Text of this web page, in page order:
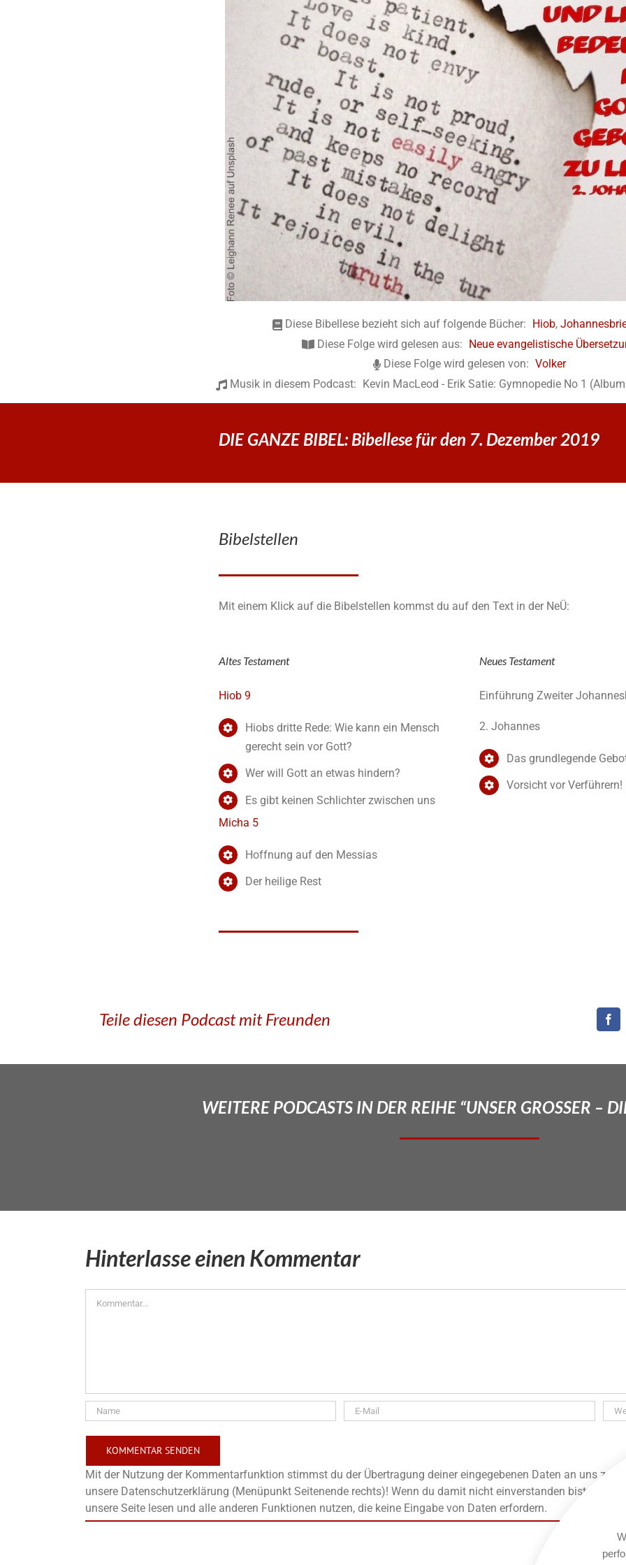
Diese Bibellese bezieht sich auf folgende Bücher: Hiob,
Diese Folge wird gelesen aus: Neue evangelistische
Diese Folge wird gelesen von: Volker
Musik in diesem Podcast:
Kevin MacLeod - Erik Satie: Gymnopedie No 1
DIE GANZE BIBEL: Bibellese für den 7. Dezember 2019
Bibelstellen
Mit einem Klick auf die Bibelstellen kommst du auf den Text in der NeÜ:
Altes Testament
Hiob 9
Hiobs dritte Rede: Wie kann ein Mensch
gerecht sein vor Gott?
Wer will Gott an etwas hindern?
Es gibt keinen Schlichter zwischen uns
Micha 5
Hoffnung auf den Messias
Der heilige Rest
Neues Testament
Einführung Zweiter
2. Johannes
Das grundlegende
Vorsicht vor Verführern!
Teile diesen Podcast mit Freunden
WEITERE PODCASTS IN DER REIHE “UNSER GROSSER –
Hinterlasse einen Kommentar
Mit der Nutzung der Kommentarfunktion stimmst du der Übertragung deiner eingegebenen Daten an uns zu,
unsere Datenschutzerklärung (Menüpunkt Seitenende rechts)! Wenn du damit nicht einverstanden bist,
unsere Seite lesen und alle anderen Funktionen nutzen, die keine Eingabe von Daten erfordern.